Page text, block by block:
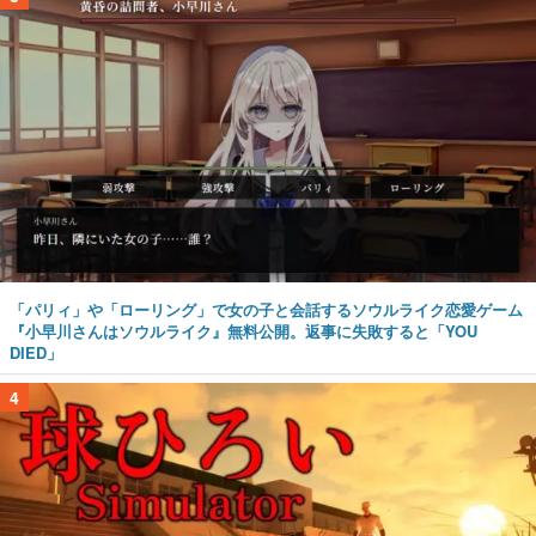
「パリィ」や「ローリング」で女の子と会話するソウルライク恋愛ゲーム
『小早川さんはソウルライク』無料公開。返事に失敗すると「YOU
DIED」
4